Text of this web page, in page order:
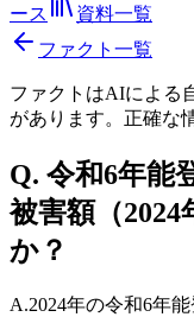
ース
資料一覧
ファクト一覧
ファクトはAIによる
があります。正確な
Q. 令和6年能
被害額（
か？
A.2024年の令和6年